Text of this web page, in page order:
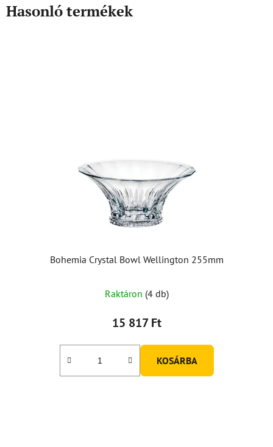
Hasonló termékek
Bohemia Crystal Bowl Wellington 255mm
Raktáron (4 db)
15 817 Ft
KOSÁRBA